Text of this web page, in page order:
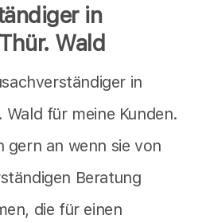
in
Wald
in
für meine Kunden.
gern an wenn sie von
Beratung
die für einen